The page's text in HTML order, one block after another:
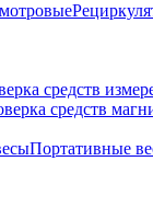
средств
средств
Портативные